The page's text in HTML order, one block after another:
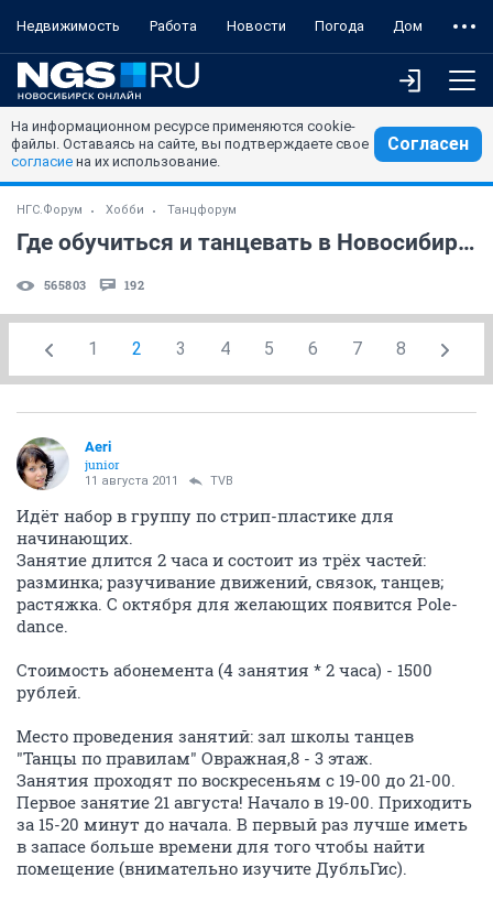
Недвижимость Работа Новости Погода Дом
На информационном ресурсе применяются cookie-
файлы. Оставаясь на сайте, вы подтверждаете свое
согласие на их использование.
Согласен
НГС.Форум Хобби Танцфорум
Где обучиться и танцевать в Новосибирске
565803 192
1 2 3 4 5 6 7 8
Aeri
junior
11 августа 2011 TVB
Идёт набор в группу по стрип-пластике для
начинающих.
Занятие длится 2 часа и состоит из трёх частей:
разминка; разучивание движений, связок, танцев;
растяжка. С октября для желающих появится Pole-
dance.
Стоимость абонемента (4 занятия * 2 часа) - 1500
рублей.
Место проведения занятий: зал школы танцев
"Танцы по правилам" Овражная,8 - 3 этаж.
Занятия проходят по воскресеньям с 19-00 до 21-00.
Первое занятие 21 августа! Начало в 19-00. Приходить
за 15-20 минут до начала. В первый раз лучше иметь
в запасе больше времени для того чтобы найти
помещение (внимательно изучите ДубльГис).